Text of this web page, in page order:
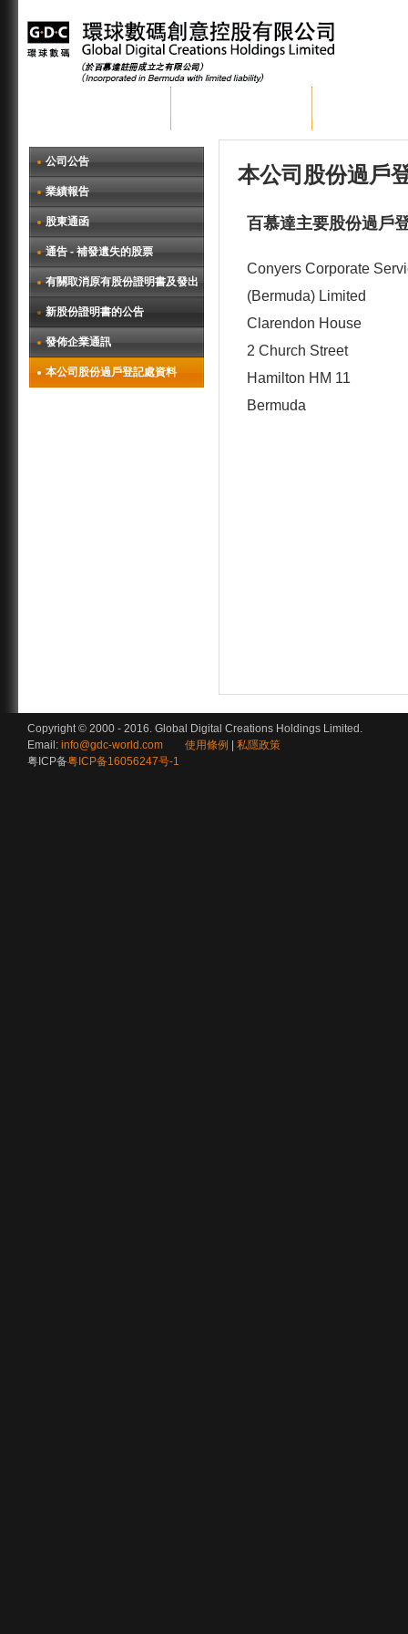
本公司股份過戶
百慕達主要股份過戶
Conyers Corporate
(Bermuda) Limited
Clarendon House
2 Church Street
Hamilton HM 11
Bermuda
公司公告
業績報告
股東通函
通告 - 補發遺失的股票
有關取消原有股份證明書及發出
新股份證明書的公告
發佈企業通訊
本公司股份過戶登記處資料
Copyright © 2000 - 2016. Global Digital Creations Holdings Limited.
Email: info@gdc-world.com 使用條例
私隱政策
粤ICP备粤ICP备16056247号-1